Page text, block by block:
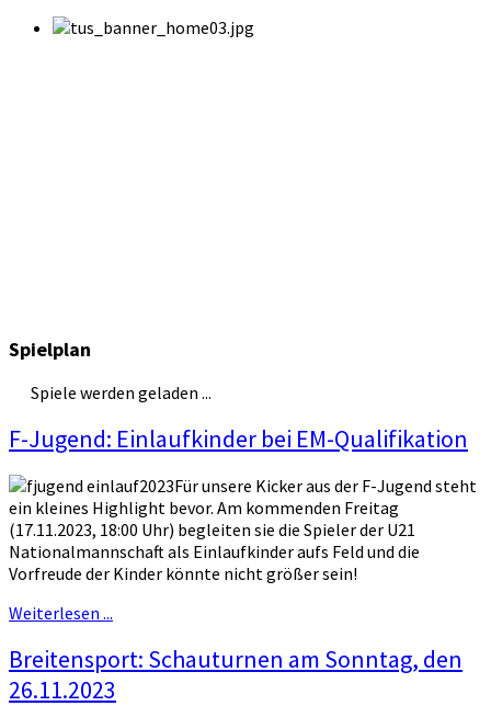
Spielplan
Spiele werden geladen ...
F-Jugend: Einlaufkinder bei EM-Qualifikation
Für unsere Kicker aus der F-Jugend steht
ein kleines Highlight bevor. Am kommenden Freitag
(17.11.2023, 18:00 Uhr) begleiten sie die Spieler der U21
Nationalmannschaft als Einlaufkinder aufs Feld und die
Vorfreude der Kinder könnte nicht größer sein!
Weiterlesen ...
Breitensport: Schauturnen am Sonntag, den
26.11.2023